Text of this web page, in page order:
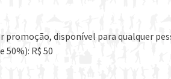
disponível para qualquer
50%): R$ 50